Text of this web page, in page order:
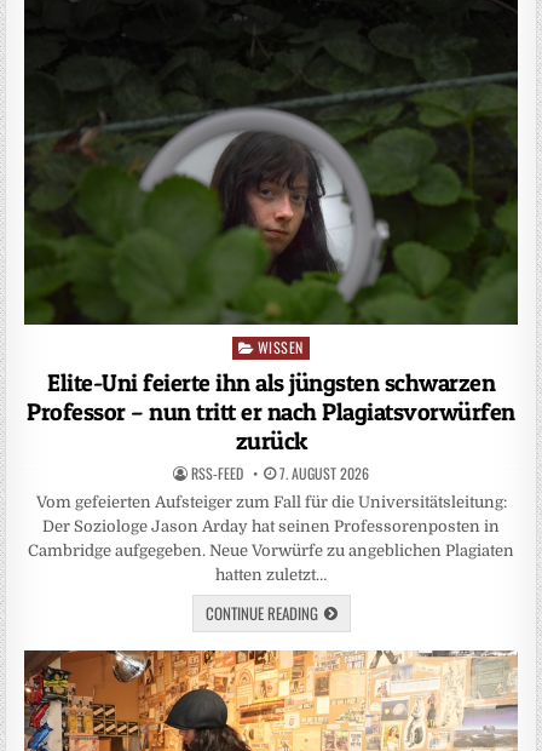
Posted
WISSEN
Elite-Uni feierte ihn als jüngsten schwarzen
Professor – nun tritt er nach Plagiatsvorwürfen
zurück
RSS-FEED 7. AUGUST 2026
Vom gefeierten Aufsteiger zum Fall für die Universitätsleitung:
Der Soziologe Jason Arday hat seinen Professorenposten in
Cambridge aufgegeben. Neue Vorwürfe zu angeblichen Plagiaten
hatten zuletzt…
CONTINUE READING